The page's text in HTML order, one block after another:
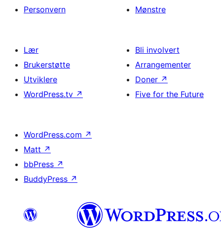
Personvern
Mønstre
Lær
Brukerstøtte
Utviklere
WordPress.tv ↗
Bli involvert
Arrangementer
Doner ↗
Five for the Future
WordPress.com ↗
Matt ↗
bbPress ↗
BuddyPress ↗